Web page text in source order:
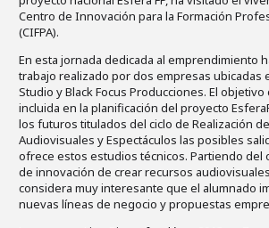
Centro de Innovación para la Formación
(CIFPA).
En esta jornada dedicada al emprendimiento
trabajo realizado por dos empresas ubicadas
Studio y Black Focus Producciones. El objetivo
incluida en la planificación del proyecto
los futuros titulados del ciclo de Realización
Audiovisuales y Espectáculos las posibles
ofrece estos estudios técnicos. Partiendo del
de innovación de crear recursos
considera muy interesante que el alumnado
nuevas líneas de negocio y propuestas